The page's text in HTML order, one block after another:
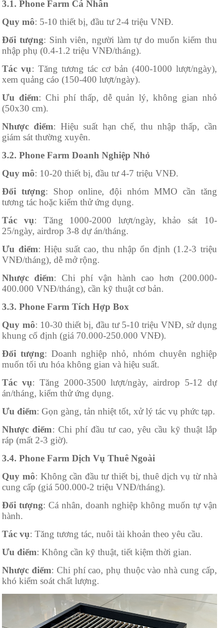
3.1. Phone Farm Cá Nhân
Quy mô: 5-10 thiết bị, đầu tư 2-4 triệu VNĐ.
Đối tượng: Sinh viên, người làm tự do muốn kiếm thu
nhập phụ (0.4-1.2 triệu VNĐ/tháng).
Tác vụ: Tăng tương tác cơ bản (400-1000 lượt/ngày),
xem quảng cáo (150-400 lượt/ngày).
Ưu điểm: Chi phí thấp, dễ quản lý, không gian nhỏ
(50x30 cm).
Nhược điểm: Hiệu suất hạn chế, thu nhập thấp, cần
giám sát thường xuyên.
3.2. Phone Farm Doanh Nghiệp Nhỏ
Quy mô: 10-20 thiết bị, đầu tư 4-7 triệu VNĐ.
Đối tượng: Shop online, đội nhóm MMO cần tăng
tương tác hoặc kiểm thử ứng dụng.
Tác vụ: Tăng 1000-2000 lượt/ngày, khảo sát 10-
25/ngày, airdrop 3-8 dự án/tháng.
Ưu điểm: Hiệu suất cao, thu nhập ổn định (1.2-3 triệu
VNĐ/tháng), dễ mở rộng.
Nhược điểm: Chi phí vận hành cao hơn (200.000-
400.000 VNĐ/tháng), cần kỹ thuật cơ bản.
3.3. Phone Farm Tích Hợp Box
Quy mô: 10-30 thiết bị, đầu tư 5-10 triệu VNĐ, sử dụng
khung cố định (giá 70.000-250.000 VNĐ).
Đối tượng: Doanh nghiệp nhỏ, nhóm chuyên nghiệp
muốn tối ưu hóa không gian và hiệu suất.
Tác vụ: Tăng 2000-3500 lượt/ngày, airdrop 5-12 dự
án/tháng, kiểm thử ứng dụng.
Ưu điểm: Gọn gàng, tản nhiệt tốt, xử lý tác vụ phức tạp.
Nhược điểm: Chi phí đầu tư cao, yêu cầu kỹ thuật lắp
ráp (mất 2-3 giờ).
3.4. Phone Farm Dịch Vụ Thuê Ngoài
Quy mô: Không cần đầu tư thiết bị, thuê dịch vụ từ nhà
cung cấp (giá 500.000-2 triệu VNĐ/tháng).
Đối tượng: Cá nhân, doanh nghiệp không muốn tự vận
hành.
Tác vụ: Tăng tương tác, nuôi tài khoản theo yêu cầu.
Ưu điểm: Không cần kỹ thuật, tiết kiệm thời gian.
Nhược điểm: Chi phí cao, phụ thuộc vào nhà cung cấp,
khó kiểm soát chất lượng.